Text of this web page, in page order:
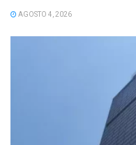
AGOSTO 4, 2026